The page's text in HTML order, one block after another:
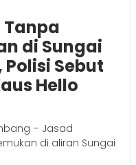
di Sungai
Sebut
Hello
– Jasad
di aliran Sungai